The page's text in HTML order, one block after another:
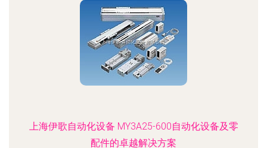
上海伊歌自动化设备 MY3A25-600自动化设备及零
配件的卓越解决方案